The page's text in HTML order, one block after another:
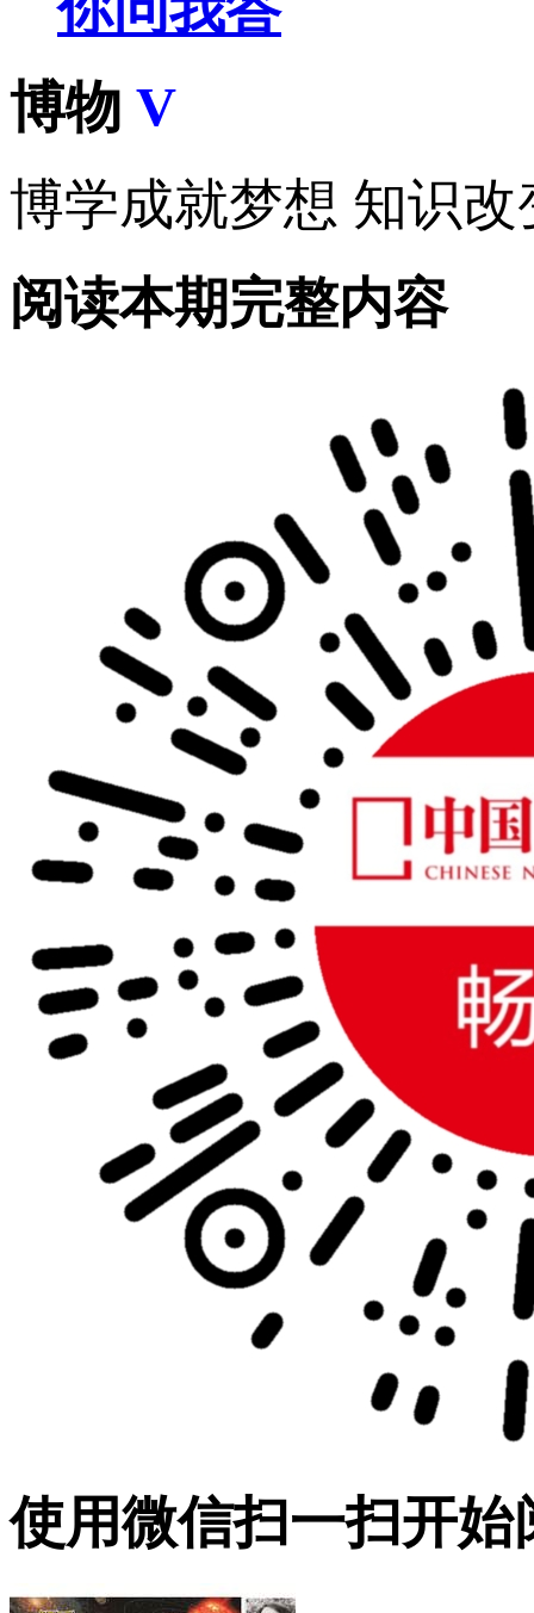
博物 V
博学成就梦想 知识改
阅读本期完整内容
使用微信扫一扫开始